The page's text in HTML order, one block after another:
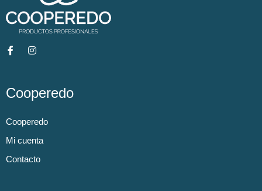
Cooperedo
Cooperedo
Mi cuenta
Contacto